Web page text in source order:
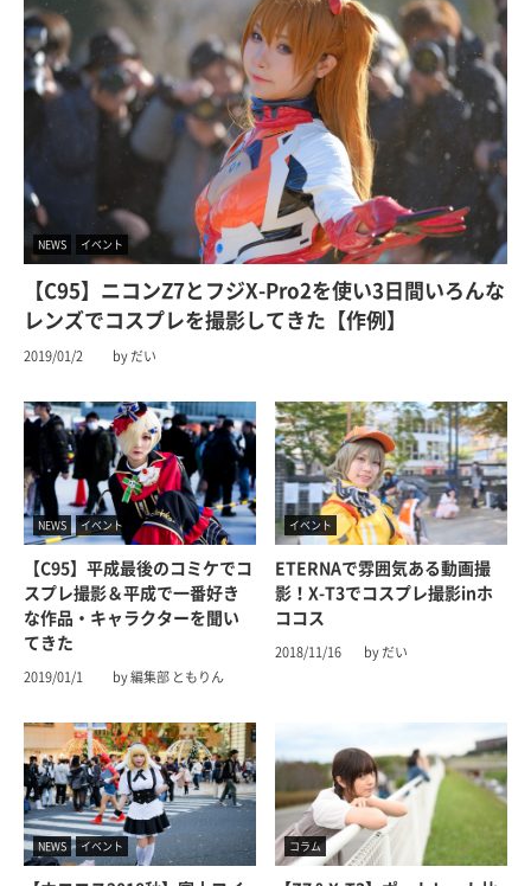
NEWS イベント
【C95】ニコンZ7とフジX-Pro2を使い3日間いろんな
レンズでコスプレを撮影してきた【作例】
2019/01/2 by だい
NEWS イベント
【C95】平成最後のコミケでコ
スプレ撮影＆平成で一番好き
な作品・キャラクターを聞い
てきた
2019/01/1 by 編集部 ともりん
イベント
ETERNAで雰囲気ある動画撮
影！X-T3でコスプレ撮影inホ
ココス
2018/11/16 by だい
NEWS イベント コラム